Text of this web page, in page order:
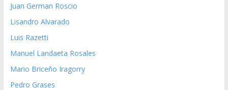
Juan German Roscio
Lisandro Alvarado
Luis Razetti
Manuel Landaeta Rosales
Mario Briceño Iragorry
Pedro Grases